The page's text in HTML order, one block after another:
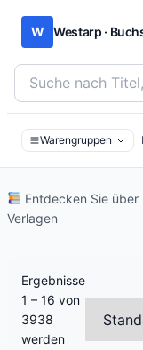
W Westarp ·
Bücher suchen nach
Warengruppen
Entdecken Sie
Verlagen
Ergebnisse
1 – 16 von
3938
werden